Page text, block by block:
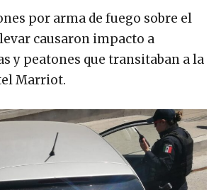
por arma de fuego sobre el
causaron impacto a
y peatones que transitaban a la
Marriot.